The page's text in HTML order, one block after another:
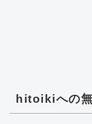
hitoikiへの無